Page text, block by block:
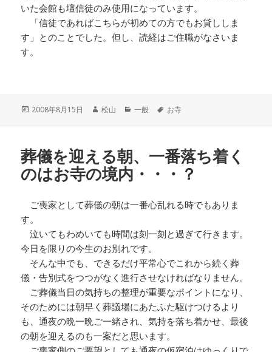
いた会館も壇信徒のみ使用になっています。
「信徒であればこちらが初めての方でもお貸ししま
す」とのことでした。但し、読経はご住職がなさいま
す。
投
2008年8月15日
作
松山
カ
一般
タ
お寺
葬儀を迎える朝、一番落ち着く
のはお寺の境内・・・？
ご喪家として葬儀の朝は一番心乱れる時でもありま
す。
泣いてもわめいても時間は刻一刻と過ぎて行きます。
今日を限りの今生のお別れです。
そんな中でも、できるだけ平常心でこれから続く葬
儀・告別式をつつがなく進行させなければなりません。
ご葬儀当日の気持ちの整理が重要なポイントになり、
そのためには朝早く葬議場にあたふた駆けつけるより
も、通夜の晩一晩ご一緒され、気持を落ち着かせ、最後
の朝を迎えるのも一案だと思います。